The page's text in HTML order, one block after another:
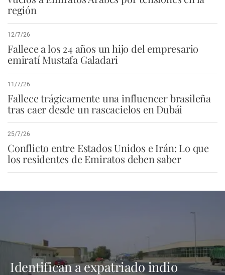
región
12/7/26
Fallece a los 24 años un hijo del empresario
emiratí Mustafa Galadari
11/7/26
Fallece trágicamente una influencer brasileña
tras caer desde un rascacielos en Dubái
25/7/26
Conflicto entre Estados Unidos e Irán: Lo que
los residentes de Emiratos deben saber
Identifican a expatriado indio